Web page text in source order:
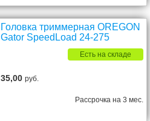
Головка триммерная OREGON
Gator SpeedLoad 24-275
Есть на складе
35,00руб.
Рассрочка на 3 мес.